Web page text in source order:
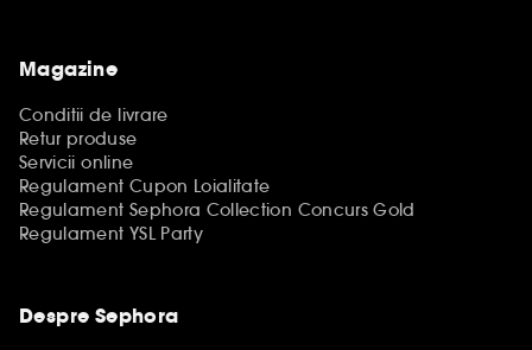
Magazine
Conditii de livrare
Retur produse
Servicii online
Regulament Cupon Loialitate
Regulament Sephora Collection Concurs Gold
Regulament YSL Party
Despre Sephora